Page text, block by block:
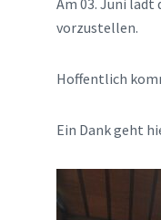
Am 03. Juni lädt
vorzustellen.
Hoffentlich
Ein Dank geht